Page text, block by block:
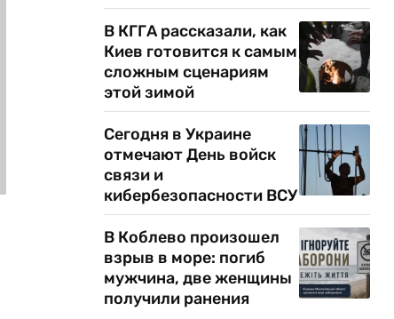
В КГГА рассказали, как
Киев готовится к самым
сложным сценариям
этой зимой
Сегодня в Украине
отмечают День войск
связи и
кибербезопасности ВСУ
В Коблево произошел
взрыв в море: погиб
мужчина, две женщины
получили ранения